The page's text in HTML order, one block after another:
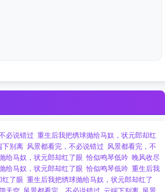
必说错过 重生后我把绣球抛给马奴，状元郎却红
下别离 风景都看完，不必说错过 风景都看完，不
给马奴，状元郎却红了眼 恰似鸣琴低吟 晚风收尽
给马奴，状元郎却红了眼 恰似鸣琴低吟 重生后我
红了眼 重生后我把绣球抛给马奴，状元郎却红了